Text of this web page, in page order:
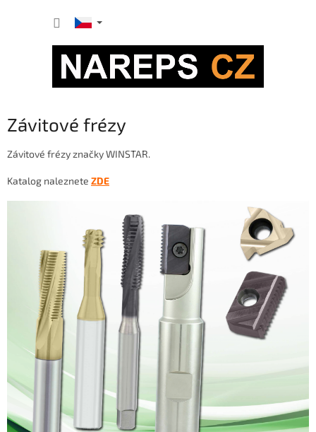
Závitové frézy
Závitové frézy značky WINSTAR.
Katalog naleznete ZDE